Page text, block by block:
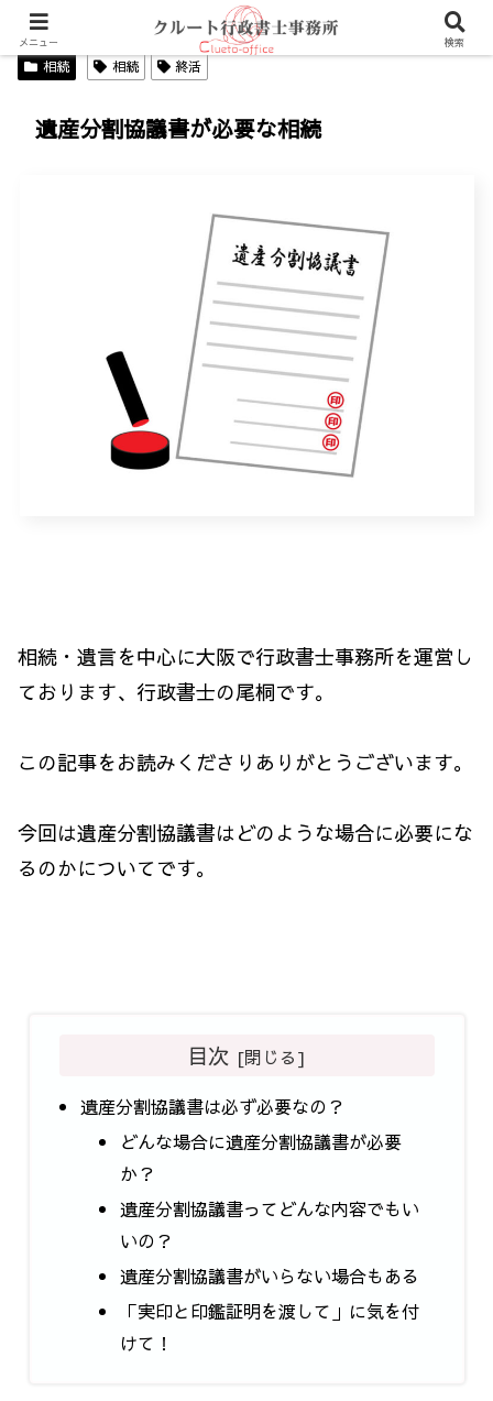
相続 相続 終活
遺産分割協議書が必要な相続
相続・遺言を中心に大阪で行政書士事務所を運営し
ております、行政書士の尾桐です。
この記事をお読みくださりありがとうございます。
今回は遺産分割協議書はどのような場合に必要にな
るのかについてです。
目次
遺産分割協議書は必ず必要なの？
どんな場合に遺産分割協議書が必要
か？
遺産分割協議書ってどんな内容でもい
いの？
遺産分割協議書がいらない場合もある
「実印と印鑑証明を渡して」に気を付
けて！
メニュー 検索